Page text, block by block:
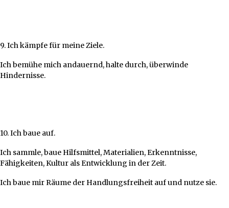
9. Ich kämpfe für meine Ziele.
Ich bemühe mich andauernd, halte durch, überwinde
Hindernisse.
10. Ich baue auf.
Ich sammle, baue Hilfsmittel, Materialien, Erkenntnisse,
Fähigkeiten, Kultur als Entwicklung in der Zeit.
Ich baue mir Räume der Handlungsfreiheit auf und nutze sie.